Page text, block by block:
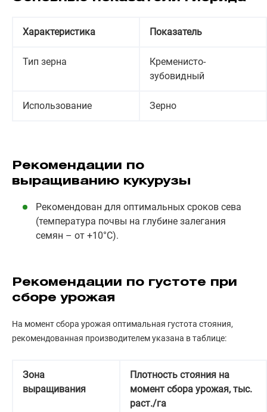
Характеристика Показатель
Тип зерна
Кременисто-
зубовидный
Использование Зерно
Рекомендации по
выращиванию кукурузы
Рекомендован для оптимальных сроков сева
(температура почвы на глубине залегания
семян – от +10°С).
Рекомендации по густоте при
сборе урожая
На момент сбора урожая оптимальная густота стояния,
рекомендованная производителем указана в таблице:
Зона
выращивания
Плотность стояния на
момент сбора урожая, тыс.
раст./га